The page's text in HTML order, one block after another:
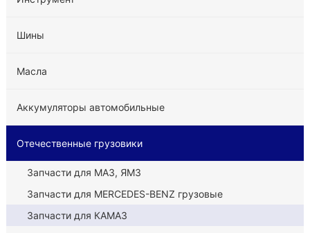
Шины
Масла
Аккумуляторы автомобильные
Отечественные грузовики
Запчасти для МАЗ, ЯМЗ
Запчасти для MERCEDES-BENZ грузовые
Запчасти для КАМАЗ